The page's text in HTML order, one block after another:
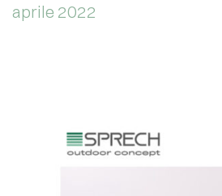
aprile 2022